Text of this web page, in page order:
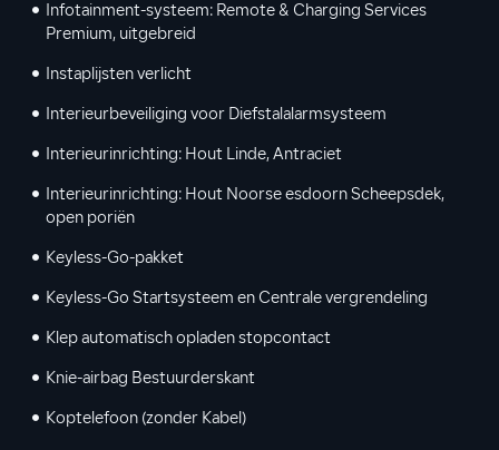
Infotainment-systeem: Remote & Charging Services
Premium, uitgebreid
Instaplijsten verlicht
Interieurbeveiliging voor Diefstalalarmsysteem
Interieurinrichting: Hout Linde, Antraciet
Interieurinrichting: Hout Noorse esdoorn Scheepsdek,
open poriën
Keyless-Go-pakket
Keyless-Go Startsysteem en Centrale vergrendeling
Klep automatisch opladen stopcontact
Knie-airbag Bestuurderskant
Koptelefoon (zonder Kabel)